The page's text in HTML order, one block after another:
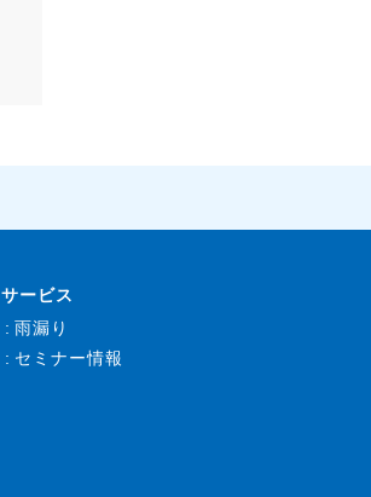
サービス
雨漏り
セミナー情報